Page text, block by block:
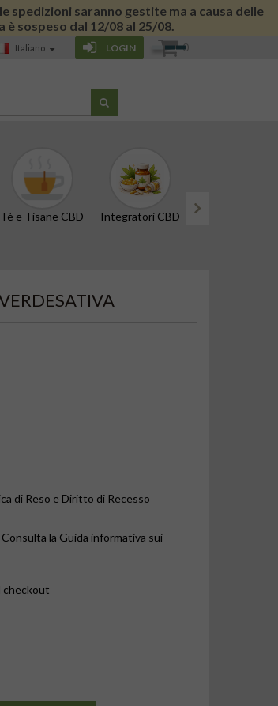
spedizioni saranno gestite ma a causa delle
sospeso dal 12/08 al 25/08.
Italiano LOGIN 0
Tè e Tisane CBD Integratori CBD
di Reso e Diritto di Recesso
la Guida informativa sui
checkout